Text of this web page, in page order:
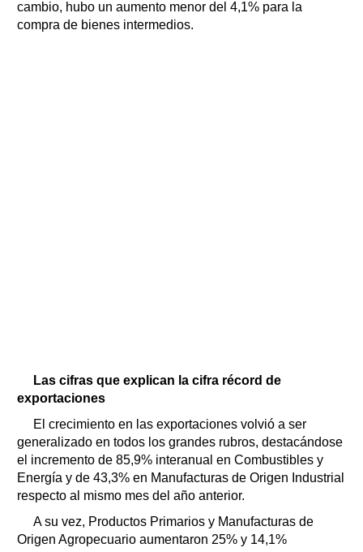
cambio, hubo un aumento menor del 4,1% para la
compra de bienes intermedios.
Las cifras que explican la cifra récord de
exportaciones
El crecimiento en las exportaciones volvió a ser
generalizado en todos los grandes rubros, destacándose
el incremento de 85,9% interanual en Combustibles y
Energía y de 43,3% en Manufacturas de Origen Industrial
respecto al mismo mes del año anterior.
A su vez, Productos Primarios y Manufacturas de
Origen Agropecuario aumentaron 25% y 14,1%